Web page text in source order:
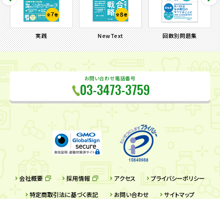
実践 NewText 回数別問題集
お問い合わせ電話番号
03-3473-3759
会社概要 採用情報 アクセス
プライバシーポリシー
特定商取引法に基づく表記
お問い合わせ サイトマップ